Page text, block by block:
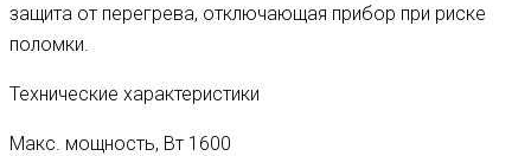
защита от перегрева, отключающая прибор при риске
поломки.
Технические характеристики
Макс. мощность, Вт 1600